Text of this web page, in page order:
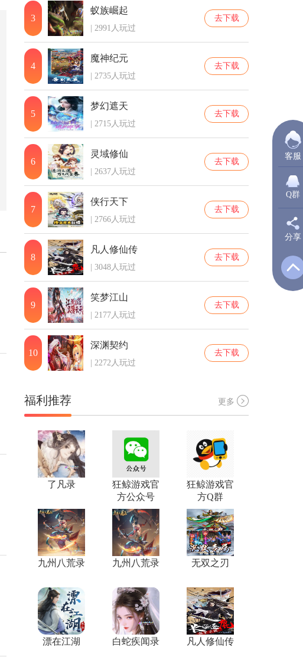
3
蚁族崛起
| 2991人玩过
去下载
4
魔神纪元
| 2735人玩过
去下载
5
梦幻遮天
| 2715人玩过
去下载
6
灵域修仙
| 2637人玩过
去下载
7
侠行天下
| 2766人玩过
去下载
8
凡人修仙传
| 3048人玩过
去下载
9
笑梦江山
| 2177人玩过
去下载
10
深渊契约
| 2272人玩过
去下载
福利推荐 更多
了凡录
狂鲸游戏官
方公众号
狂鲸游戏官
方Q群
九州八荒录 九州八荒录 无双之刃
漂在江湖 白蛇疾闻录 凡人修仙传
客服
Q群
分享